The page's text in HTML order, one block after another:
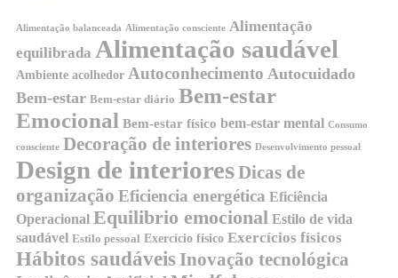
Alimentação balanceada Alimentação consciente Alimentação
equilibrada Alimentação saudável
Ambiente acolhedor Autoconhecimento Autocuidado
Bem-estar Bem-estar diário Bem-estar
Emocional Bem-estar físico bem-estar mental Consumo
consciente Decoração de interiores Desenvolvimento pessoal
Design de interioresDicas de
organização Eficiencia energética Eficiência
Operacional Equilibrio emocional Estilo de vida
saudável Estilo pessoal Exercício físico Exercícios físicos
Hábitos saudáveis Inovação tecnológica